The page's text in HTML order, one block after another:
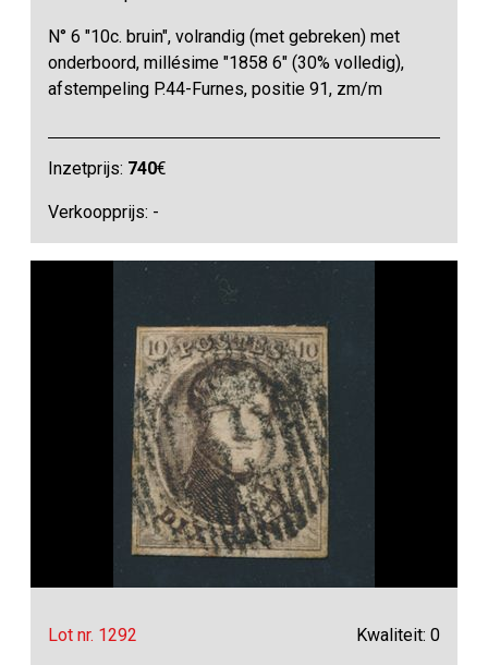
N° 6 "10c. bruin", volrandig (met gebreken) met
onderboord, millésime "1858 6" (30% volledig),
afstempeling P.44-Furnes, positie 91, zm/m
Inzetprijs: 740€
Verkoopprijs: -
Lot nr. 1292 Kwaliteit: 0